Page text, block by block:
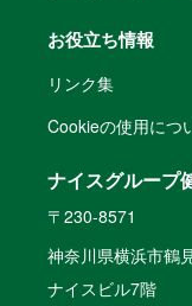
お役立ち情報
リンク集
Cookieの使用につ
ナイスグループ
〒230-8571
神奈川県横浜市鶴
ナイスビル7階